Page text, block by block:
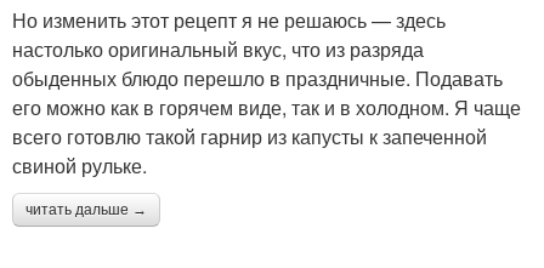
Но изменить этот рецепт я не решаюсь — здесь
настолько оригинальный вкус, что из разряда
обыденных блюдо перешло в праздничные. Подавать
его можно как в горячем виде, так и в холодном. Я чаще
всего готовлю такой гарнир из капусты к запеченной
свиной рульке.
читать дальше →